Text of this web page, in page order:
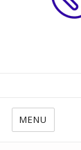
MENU